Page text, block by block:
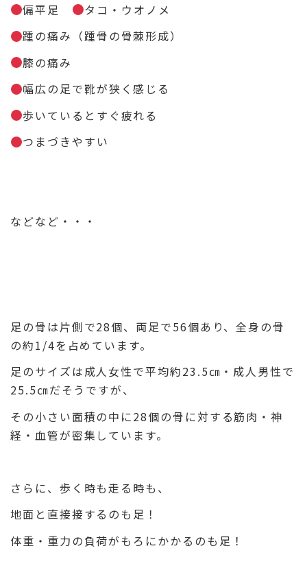
偏平足
タコ・ウオノメ
踵の痛み（踵骨の骨棘形成）
膝の痛み
幅広の足で靴が狭く感じる
歩いているとすぐ疲れる
つまづきやすい
などなど・・・
足の骨は片側で28個、両足で56個あり、全身の骨
の約1/4を占めています。
足のサイズは成人女性で平均約23.5㎝・成人男性で
25.5㎝だそうですが、
その小さい面積の中に28個の骨に対する筋肉・神
経・血管が密集しています。
さらに、歩く時も走る時も、
地面と直接接するのも足！
体重・重力の負荷がもろにかかるのも足！